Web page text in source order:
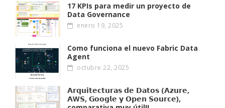
17 KPIs para medir un proyecto de
Data Governance
enero 19, 2025
Como funciona el nuevo Fabric Data
Agent
octubre 22, 2025
𝗔𝗿𝗾𝘂𝗶𝘁𝗲𝗰𝘁𝘂𝗿𝗮𝘀 𝗱𝗲 𝗗𝗮𝘁𝗼𝘀 (𝗔𝘇𝘂𝗿𝗲,
𝗔W𝗦, 𝗚𝗼𝗼𝗴𝗹𝗲 𝘆 𝗢𝗽𝗲𝗻 𝗦𝗼𝘂𝗿𝗰𝗲),